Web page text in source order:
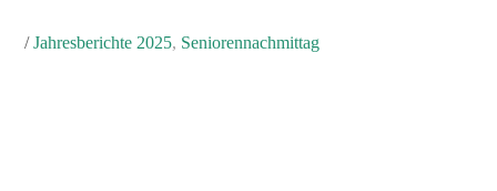
/Jahresberichte 2025, Seniorennachmittag